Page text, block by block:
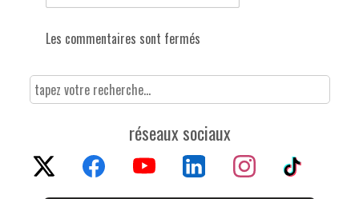
Les commentaires sont fermés
réseaux sociaux